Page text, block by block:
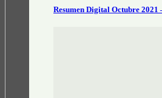
Resumen Digital Octubre